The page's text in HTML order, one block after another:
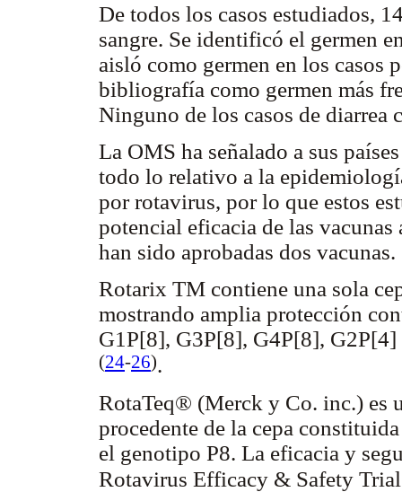
De todos los casos estudiados,
sangre. Se identificó el germen
aisló como germen en los casos
bibliografía como germen más
Ninguno de los casos de diarrea
La OMS ha señalado a sus
todo lo relativo a la
por rotavirus, por lo que estos
potencial eficacia de las
han sido aprobadas dos vacunas.
Rotarix TM contiene una sola
mostrando amplia protección
G1P[8], G3P[8], G4P[8], G2P[4]
(24-26).
RotaTeq® (Merck y Co. inc.) es
procedente de la cepa
el genotipo P8. La eficacia y
Rotavirus Efficacy & Safety